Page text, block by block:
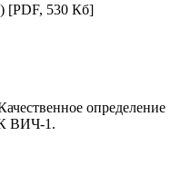
[PDF, 530 Кб]
определение
ВИЧ-1.